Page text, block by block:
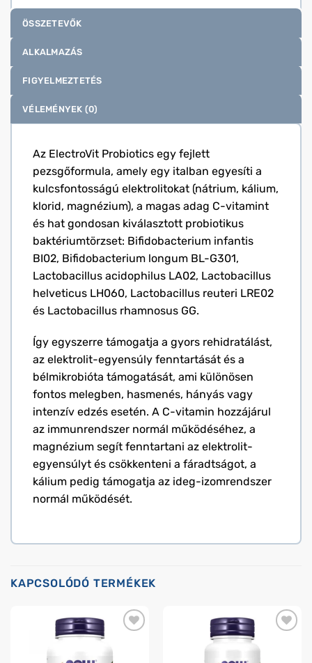
ÖSSZETEVŐK
ALKALMAZÁS
FIGYELMEZTETÉS
VÉLEMÉNYEK (0)
Az ElectroVit Probiotics egy fejlett
pezsgőformula, amely egy italban egyesíti a
kulcsfontosságú elektrolitokat (nátrium, kálium,
klorid, magnézium), a magas adag C-vitamint
és hat gondosan kiválasztott probiotikus
baktériumtörzset: Bifidobacterium infantis
BI02, Bifidobacterium longum BL-G301,
Lactobacillus acidophilus LA02, Lactobacillus
helveticus LH060, Lactobacillus reuteri LRE02
és Lactobacillus rhamnosus GG.
Így egyszerre támogatja a gyors rehidratálást,
az elektrolit-egyensúly fenntartását és a
bélmikrobióta támogatását, ami különösen
fontos melegben, hasmenés, hányás vagy
intenzív edzés esetén. A C-vitamin hozzájárul
az immunrendszer normál működéséhez, a
magnézium segít fenntartani az elektrolit-
egyensúlyt és csökkenteni a fáradtságot, a
kálium pedig támogatja az ideg-izomrendszer
normál működését.
KAPCSOLÓDÓ TERMÉKEK